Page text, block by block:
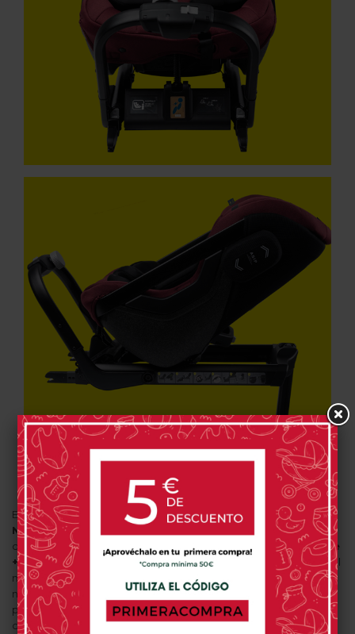
En cuanto a seguridad,Axkid One + 2está homologada por la
Normativa i-Size
, superando también las duras pruebas de
choque delPlus Test sueco. Junto a su antecesoraAxkid One
+, es la única silla con Isofix a Contramarcha que permite viajar al
niño hasta 3 años más que en las demás sillas de coche. Su
nuevo e innovador diseño utiliza aluminio y acero endurecido
para formar una tecnología de marca de protección que actúa
como un caparazón protector. El propio asiento está fabricado